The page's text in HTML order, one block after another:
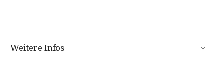
Weitere Infos